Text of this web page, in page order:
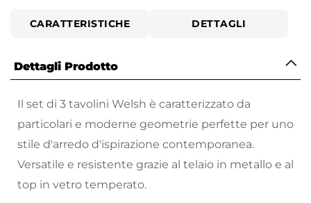
CARATTERISTICHE DETTAGLI
Dettagli Prodotto
Il set di 3 tavolini Welsh è caratterizzato da
particolari e moderne geometrie perfette per uno
stile d'arredo d'ispirazione contemporanea.
Versatile e resistente grazie al telaio in metallo e al
top in vetro temperato.